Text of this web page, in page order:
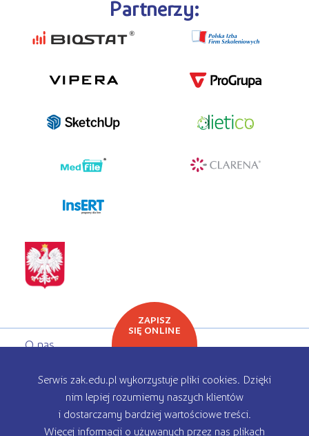
Partnerzy:
programy dla firm
O nas
Oferta edukacyjna
Rekrutacja
ZAPISZ
SIĘ ONLINE
Serwis zak.edu.pl wykorzystuje pliki cookies. Dzięki
nim lepiej rozumiemy naszych klientów
i dostarczamy bardziej wartościowe treści.
Więcej informacji o używanych przez nas plikach